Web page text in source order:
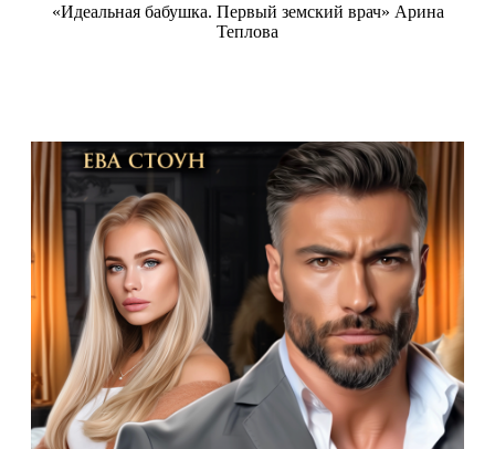
«Идеальная бабушка. Первый земский врач» Арина
Теплова